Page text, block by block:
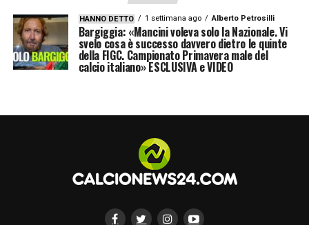
HANNO DETTO 1 settimana ago Alberto Petrosilli
Bargiggia: «Mancini voleva solo la Nazionale. Vi
svelo cosa è successo davvero dietro le quinte
della FIGC. Campionato Primavera male del
calcio italiano» ESCLUSIVA e VIDEO